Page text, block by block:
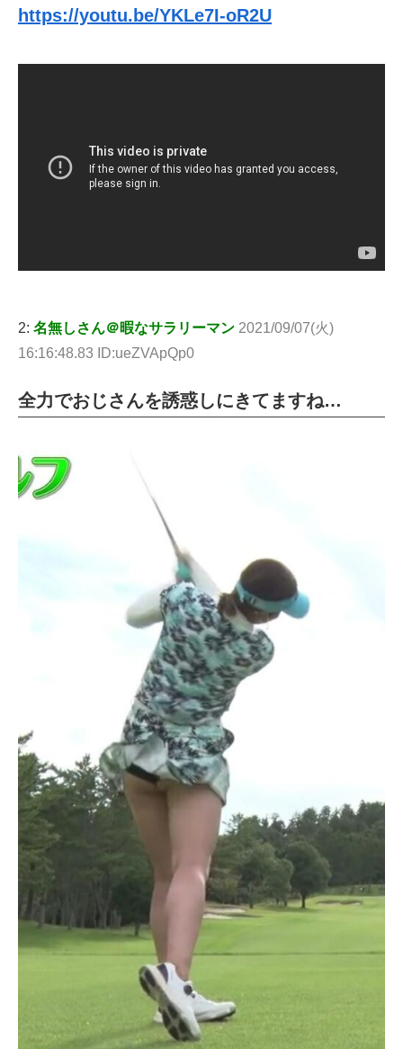
https://youtu.be/YKLe7I-oR2U
2: 名無しさん＠暇なサラリーマン 2021/09/07(火)
16:16:48.83 ID:ueZVApQp0
全力でおじさんを誘惑しにきてますね…